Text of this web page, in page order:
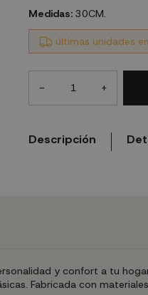
Medidas:30CM.
últimas unidades
- +
Descripción
y confort a tu
Fabricada con